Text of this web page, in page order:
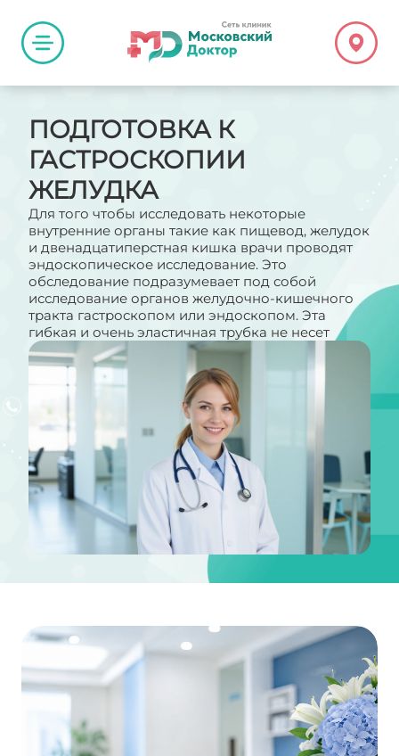
ПОДГОТОВКА К
ГАСТРОСКОПИИ
ЖЕЛУДКА
Для того чтобы исследовать некоторые
внутренние органы такие как пищевод, желудок
и двенадцатиперстная кишка врачи проводят
эндоскопическое исследование. Это
обследование подразумевает под собой
исследование органов желудочно-кишечного
тракта гастроскопом или эндоскопом. Эта
гибкая и очень эластичная трубка не несет